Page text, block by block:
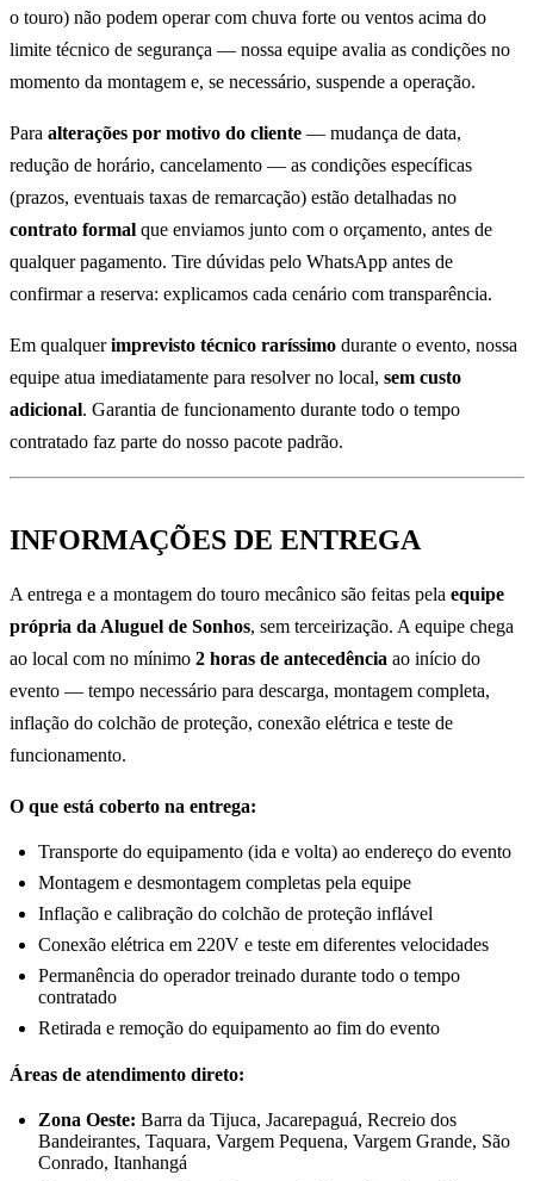
o touro) não podem operar com chuva forte ou ventos acima do
limite técnico de segurança — nossa equipe avalia as condições no
momento da montagem e, se necessário, suspende a operação.
Para alterações por motivo do cliente — mudança de data,
redução de horário, cancelamento — as condições específicas
(prazos, eventuais taxas de remarcação) estão detalhadas no
contrato formal que enviamos junto com o orçamento, antes de
qualquer pagamento. Tire dúvidas pelo WhatsApp antes de
confirmar a reserva: explicamos cada cenário com transparência.
Em qualquerimprevisto técnico raríssimo durante o evento, nossa
equipe atua imediatamente para resolver no local, sem custo
adicional. Garantia de funcionamento durante todo o tempo
contratado faz parte do nosso pacote padrão.
INFORMAÇÕES DE ENTREGA
A entrega e a montagem do touro mecânico são feitas pela equipe
própria da Aluguel de Sonhos, sem terceirização. A equipe chega
ao local com no mínimo 2 horas de antecedência ao início do
evento — tempo necessário para descarga, montagem completa,
inflação do colchão de proteção, conexão elétrica e teste de
funcionamento.
O que está coberto na entrega:
Transporte do equipamento (ida e volta) ao endereço do evento
Montagem e desmontagem completas pela equipe
Inflação e calibração do colchão de proteção inflável
Conexão elétrica em 220V e teste em diferentes velocidades
Permanência do operador treinado durante todo o tempo
contratado
Retirada e remoção do equipamento ao fim do evento
Áreas de atendimento direto:
Zona Oeste: Barra da Tijuca, Jacarepaguá, Recreio dos
Bandeirantes, Taquara, Vargem Pequena, Vargem Grande, São
Conrado, Itanhangá